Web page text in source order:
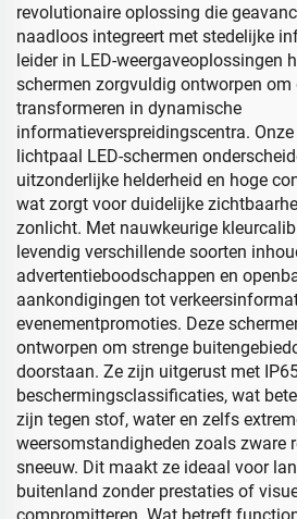
revolutionaire oplossing die
naadloos integreert met stedelijke
leider in LED-weergaveoplossingen
schermen zorgvuldig ontworpen
transformeren in dynamische
informatieverspreidingscentra.
lichtpaal LED-schermen
uitzonderlijke helderheid en hoge
wat zorgt voor duidelijke
zonlicht. Met nauwkeurige
levendig verschillende soorten
advertentieboodschappen en
aankondigingen tot
evenementpromoties. Deze
ontworpen om strenge
doorstaan. Ze zijn uitgerust met
beschermingsclassificaties, wat
zijn tegen stof, water en zelfs
weersomstandigheden zoals zware
sneeuw. Dit maakt ze ideaal voor
buitenland zonder prestaties of